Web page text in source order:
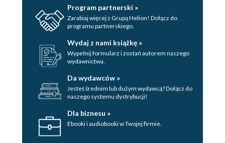
Program partnerski »
Zarabiaj więcej z Grupą Helion! Dołącz do
programu partnerskiego.
Wydaj z nami książkę »
Wypełnij formularz i zostań autorem naszego
wydawnictwa.
Da wydawców »
Jesteś średnim lub dużym wydawcą? Dołącz do
naszego systemu dystrybucji!
Dla biznesu »
Ebooki i audiobooki w Twojej firmie.